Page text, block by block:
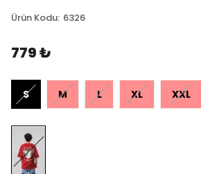
Ürün Kodu: 6326
779 ₺
S M L XL XXL